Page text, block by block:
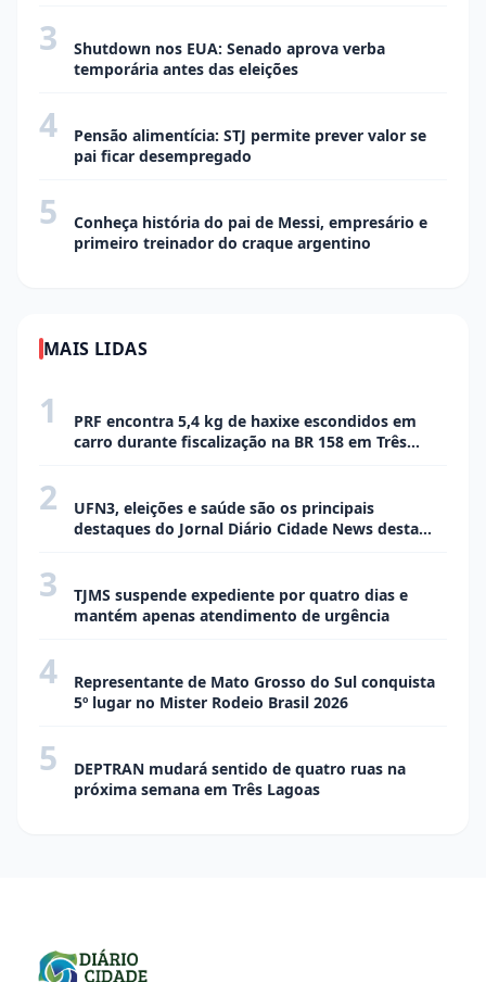
3
Shutdown nos EUA: Senado aprova verba
temporária antes das eleições
4
Pensão alimentícia: STJ permite prever valor se
pai ficar desempregado
5
Conheça história do pai de Messi, empresário e
primeiro treinador do craque argentino
MAIS LIDAS
1
PRF encontra 5,4 kg de haxixe escondidos em
carro durante fiscalização na BR 158 em Três
2
UFN3, eleições e saúde são os principais
destaques do Jornal Diário Cidade News desta
3
TJMS suspende expediente por quatro dias e
mantém apenas atendimento de urgência
4
Representante de Mato Grosso do Sul conquista
5º lugar no Mister Rodeio Brasil 2026
5
DEPTRAN mudará sentido de quatro ruas na
próxima semana em Três Lagoas